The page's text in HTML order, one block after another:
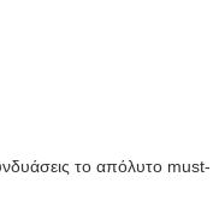
το απόλυτο must-